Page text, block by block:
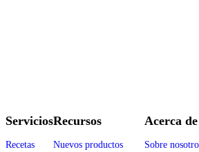
Servicios
Recetas
Recursos
Nuevos productos
Acerca de
Sobre